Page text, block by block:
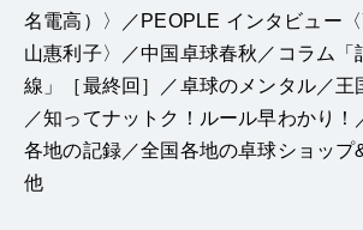
名電高）〉／PEOPLE インタビュー
山惠利子〉／中国卓球春秋／コラム「
線」［最終回］／卓球のメンタル／王
／知ってナットク！ルール早わかり！
各地の記録／全国各地の卓球ショッ
他